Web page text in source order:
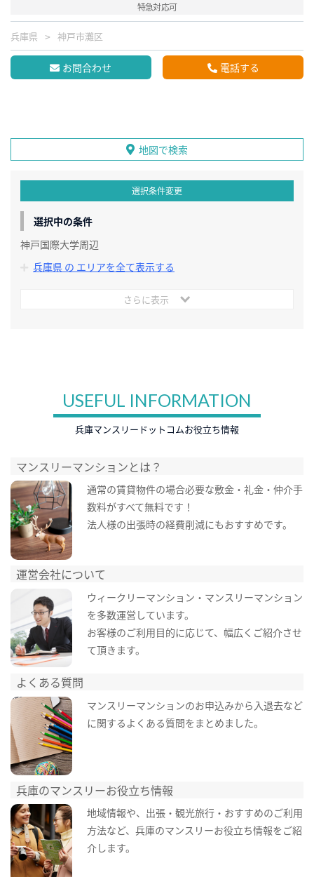
特急対応可
兵庫県 神戸市灘区
お問合わせ 電話する
地図で検索
選択条件変更
選択中の条件
神戸国際大学周辺
兵庫県 の エリアを全て表示する
さらに表示
USEFUL INFORMATION
兵庫マンスリードットコムお役立ち情報
マンスリーマンションとは？
通常の賃貸物件の場合必要な敷金・礼金・仲介手
数料がすべて無料です！
法人様の出張時の経費削減にもおすすめです。
運営会社について
ウィークリーマンション・マンスリーマンション
を多数運営しています。
お客様のご利用目的に応じて、幅広くご紹介させ
て頂きます。
よくある質問
マンスリーマンションのお申込みから入退去など
に関するよくある質問をまとめました。
兵庫のマンスリーお役立ち情報
地域情報や、出張・観光旅行・おすすめのご利用
方法など、兵庫のマンスリーお役立ち情報をご紹
介します。